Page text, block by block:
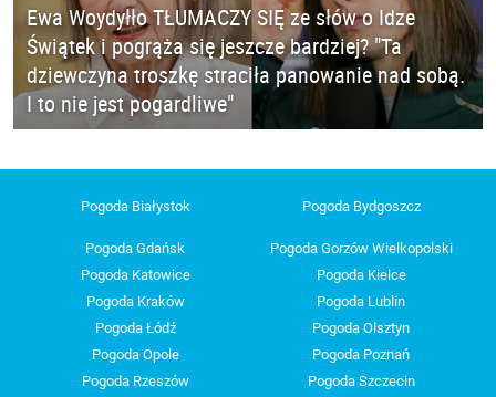
Ewa Woydyłło TŁUMACZY SIĘ ze słów o Idze
Świątek i pogrąża się jeszcze bardziej? "Ta
dziewczyna troszkę straciła panowanie nad sobą.
I to nie jest pogardliwe"
Pogoda Białystok Pogoda Bydgoszcz
Pogoda Gdańsk
Pogoda Gorzów Wielkopolski
Pogoda Katowice
Pogoda Kielce
Pogoda Kraków
Pogoda Lublin
Pogoda Łódź
Pogoda Olsztyn
Pogoda Opole
Pogoda Poznań
Pogoda Rzeszów
Pogoda Szczecin